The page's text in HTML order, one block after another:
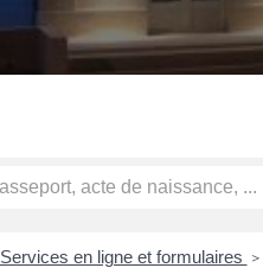
Services en ligne et formulaires >